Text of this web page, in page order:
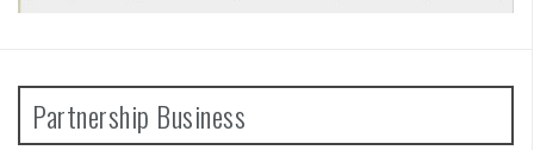
Partnership Business